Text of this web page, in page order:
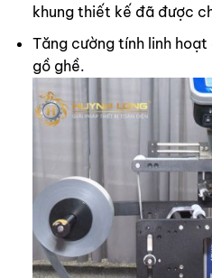
khung thiết kế đã được
Tăng cường tính linh
gồ ghề.